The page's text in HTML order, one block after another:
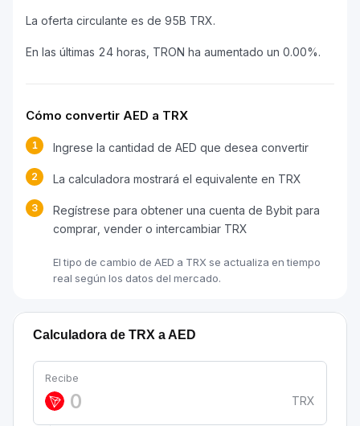
La oferta circulante es de 95B TRX.
En las últimas 24 horas, TRON ha aumentado un 0.00%.
Cómo convertir AED a TRX
1 Ingrese la cantidad de AED que desea convertir
2 La calculadora mostrará el equivalente en TRX
3
Regístrese para obtener una cuenta de Bybit para
comprar, vender o intercambiar TRX
El tipo de cambio de AED a TRX se actualiza en tiempo
real según los datos del mercado.
Calculadora de TRX a AED
Recibe
TRX